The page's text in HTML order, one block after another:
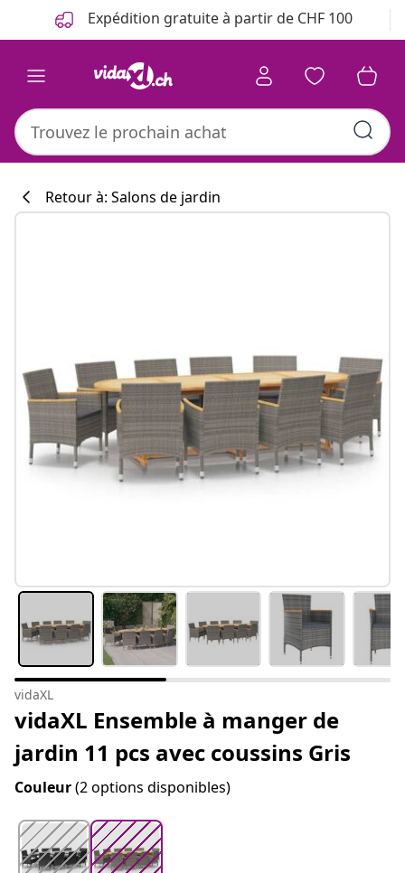
Précédent Expédition gratuite à partir de CHF 100
Retour à: Salons de jardin
vidaXL
vidaXL Ensemble à manger de
jardin 11 pcs avec coussins Gris
Couleur(2 options disponibles)